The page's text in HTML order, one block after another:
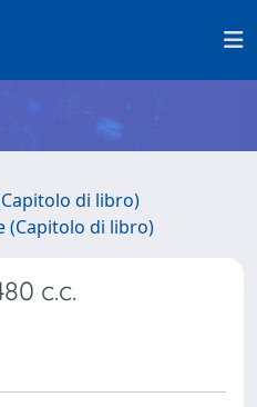
di libro)
(Capitolo di libro)
c.c.